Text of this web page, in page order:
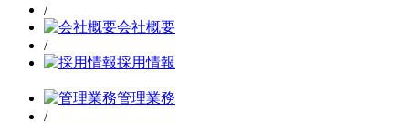
/
会社概要
/
採用情報
管理業務
/